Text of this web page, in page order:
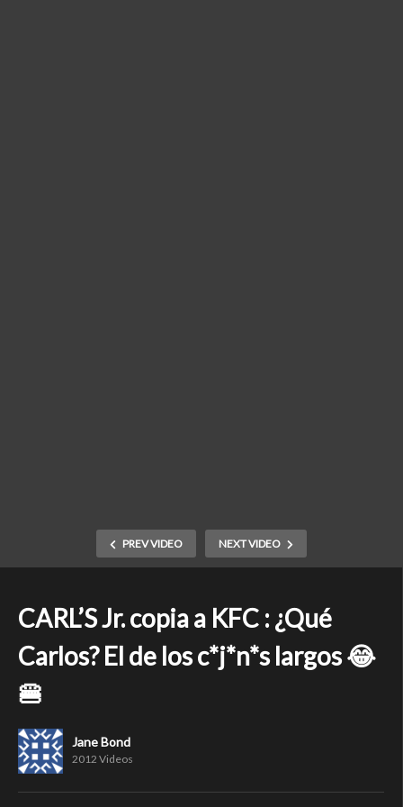
PREV VIDEO NEXT VIDEO
CARL’S Jr. copia a KFC : ¿Qué
Carlos? El de los c*j*n*s largos 😂
🍔
Jane Bond
2012 Videos